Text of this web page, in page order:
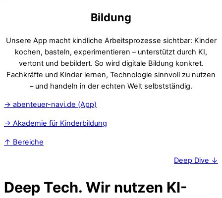
Bildung
Unsere App macht kindliche Arbeitsprozesse sichtbar: Kinder
kochen, basteln, experimentieren – unterstützt durch KI,
vertont und bebildert. So wird digitale Bildung konkret.
Fachkräfte und Kinder lernen, Technologie sinnvoll zu nutzen
– und handeln in der echten Welt selbstständig.
→ abenteuer-navi.de (App)
→ Akademie für Kinderbildung
↑ Bereiche
Deep Dive ↓
Deep Tech. Wir nutzen KI-